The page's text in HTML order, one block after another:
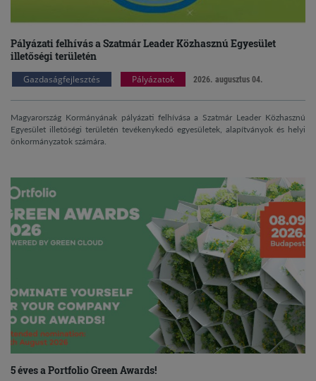
Pályázati felhívás a Szatmár Leader Közhasznú Egyesület
illetőségi területén
Gazdaságfejlesztés Pályázatok 2026. augusztus 04.
Magyarország Kormányának pályázati felhívása a Szatmár Leader Közhasznú
Egyesület illetőségi területén tevékenykedő egyesületek, alapítványok és helyi
önkormányzatok számára.
5 éves a Portfolio Green Awards!